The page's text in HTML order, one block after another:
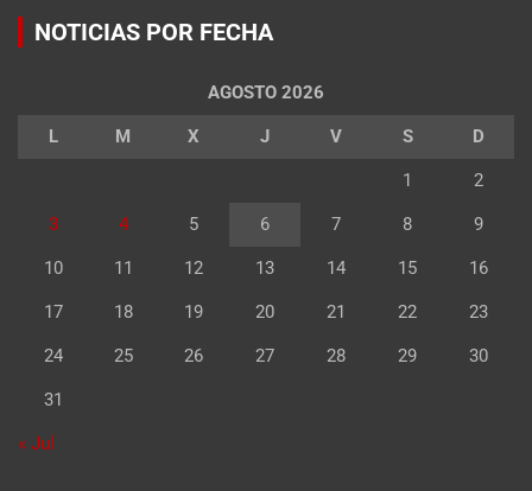
NOTICIAS POR FECHA
AGOSTO 2026
L M X J V S D
1 2
3 4 5 6 7 8 9
10 11 12 13 14 15 16
17 18 19 20 21 22 23
24 25 26 27 28 29 30
31
« Jul